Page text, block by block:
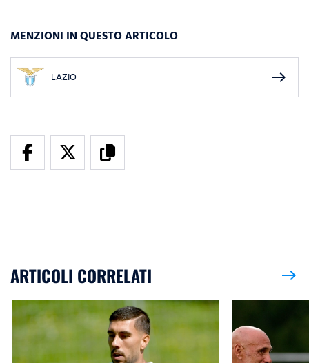
MENZIONI IN QUESTO ARTICOLO
LAZIO east
ARTICOLI CORRELATI east